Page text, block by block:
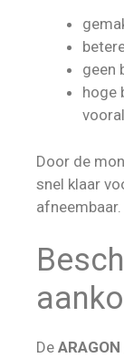
geen
hoge
Door de
snel klaar
afneembaar.
De